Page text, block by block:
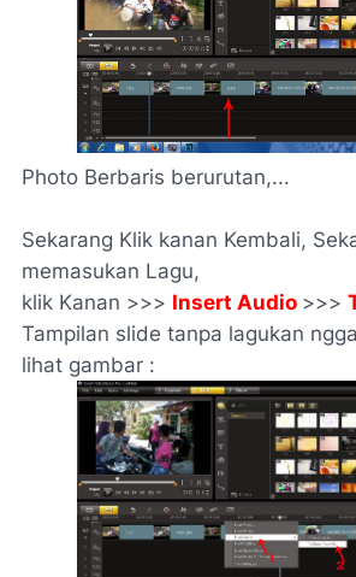
Photo Berbaris berurutan,...
Sekarang Klik kanan Kembali,
memasukan Lagu,
klik Kanan >>> Insert Audio >>>
Tampilan slide tanpa lagukan
lihat gambar :